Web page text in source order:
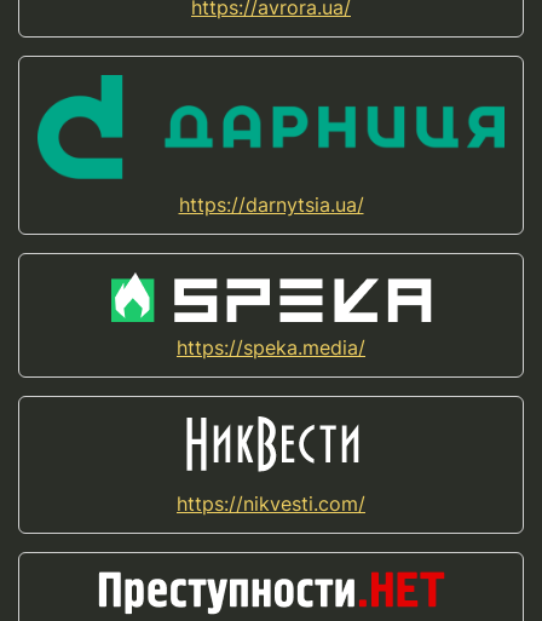
https://avrora.ua/
https://darnytsia.ua/
https://speka.media/
https://nikvesti.com/